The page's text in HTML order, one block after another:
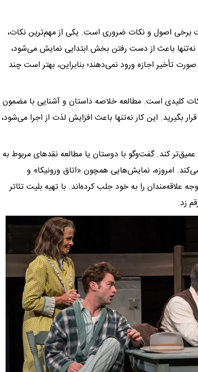
برخی اصول و نکات ضروری است. یکی از مهم‌ترین نکات،
باعث از دست رفتن بخش ابتدایی نمایش می‌شود،
تأخیر اجازه ورود نمی‌دهند؛ بنابراین، بهتر است چند
کلیدی است. مطالعه خلاصه داستان و آشنایی با مضمون
بگیرید. این کار نه‌تنها باعث افزایش لذت از اجرا می‌شود،
کند. گفت‌وگو با دوستان یا مطالعه نقدهای مربوط به
امروزه، نمایش‌هایی همچون «اتاق ورونیکا» و
علاقه‌مندان را به خود جلب کرده‌اند. با تهیه بلیت تئاتر
زد.